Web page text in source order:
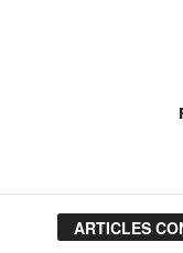
ARTICLES